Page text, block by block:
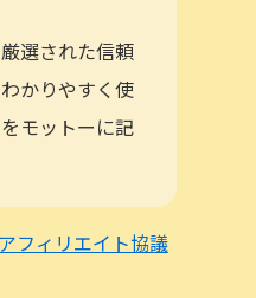
選された信頼
かりやすく使
モットーに記
フィリエイト協議